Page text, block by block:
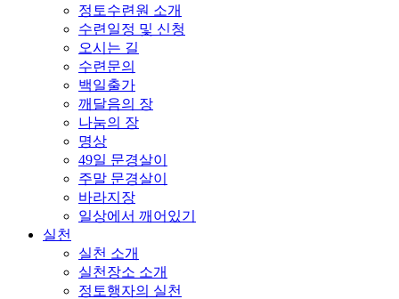
정토수련원 소개
수련일정 및 신청
오시는 길
수련문의
백일출가
깨달음의 장
나눔의 장
명상
49일 문경살이
주말 문경살이
바라지장
일상에서 깨어있기
실천
실천 소개
실천장소 소개
정토행자의 실천